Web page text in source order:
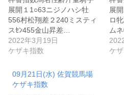
展開１1○63ニジノハシ牡
556村松翔差２240ミスティ
スｾﾝ455金山昇差…
2022年3月19日
ケザキ指数
展
ロ
ム
ケ
09月21日(水) 佐賀競馬場
ケザキ指数